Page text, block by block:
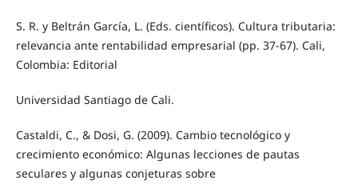
S. R. y Beltrán García, L. (Eds. científicos). Cultura tributaria:
relevancia ante rentabilidad empresarial (pp. 37-67). Cali,
Colombia: Editorial
Universidad Santiago de Cali.
Castaldi, C., & Dosi, G. (2009). Cambio tecnológico y
crecimiento económico: Algunas lecciones de pautas
seculares y algunas conjeturas sobre